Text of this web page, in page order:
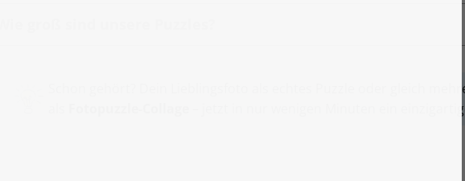
Schon gehört? Dein Lieblingsfoto als echtes Puzzle oder gleich
– jetzt in nur wenigen Minuten ein